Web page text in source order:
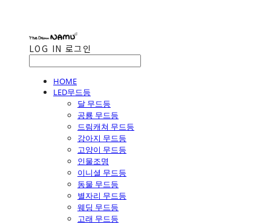
LOG IN 로그인
HOME
LED무드등
달 무드등
공룡 무드등
드림캐쳐 무드등
강아지 무드등
고양이 무드등
인물조명
이니셜 무드등
동물 무드등
별자리 무드등
웨딩 무드등
고래 무드등